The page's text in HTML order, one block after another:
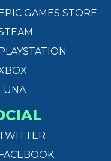
GAMES STORE